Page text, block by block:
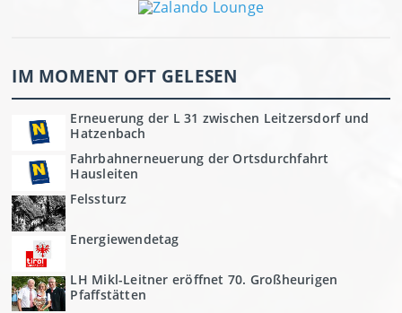
IM MOMENT OFT GELESEN
Erneuerung der L 31 zwischen Leitzersdorf und
Hatzenbach
Fahrbahnerneuerung der Ortsdurchfahrt
Hausleiten
Felssturz
Energiewendetag
LH Mikl-Leitner eröffnet 70. Großheurigen
Pfaffstätten